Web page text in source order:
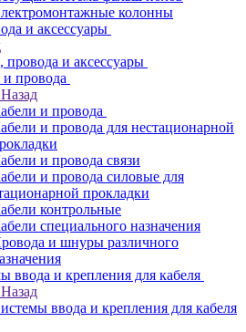
колонны
и аксессуары
провода и аксессуары
провода
Назад
и провода
и провода для нестационарной
и провода связи
и провода силовые для
прокладки
контрольные
специального назначения
и шнуры различного
ввода и крепления для кабеля
Назад
ввода и крепления для кабеля